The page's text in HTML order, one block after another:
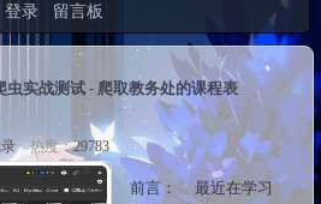
登录 留言板
虫实战测试 - 爬取教务处的课程表
热度：29783
前言： 最近在学习